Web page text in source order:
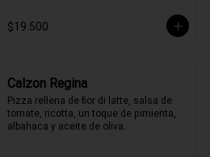
$19.500
Calzon Regina
Pizza rellena de fior di latte, salsa de
tomate, ricotta, un toque de pimienta,
albahaca y aceite de oliva.